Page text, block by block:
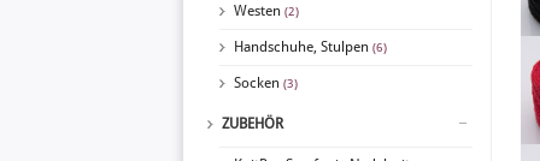
Westen (2)
Handschuhe, Stulpen (6)
Socken (3)
ZUBEHÖR